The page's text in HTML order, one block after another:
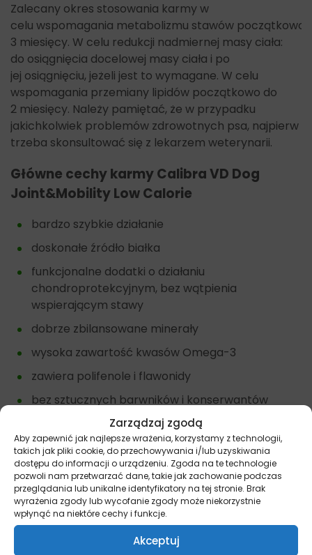
Zarządzaj zgodą
Aby zapewnić jak najlepsze wrażenia, korzystamy z technologii,
takich jak pliki cookie, do przechowywania i/lub uzyskiwania
dostępu do informacji o urządzeniu. Zgoda na te technologie
pozwoli nam przetwarzać dane, takie jak zachowanie podczas
przeglądania lub unikalne identyfikatory na tej stronie. Brak
wyrażenia zgody lub wycofanie zgody może niekorzystnie
wpłynąć na niektóre cechy i funkcje.
Akceptuj
Zalecany okres stosowania karmyw
celu wspomagania metabolizmu stawów początkowo
3 miesięcy. W celu redukcji nadmiernej masy ciała:
do osiągnięcia docelowej masy ciała i po
jej osiągnięciu, jeżeli jest to wymagane. W celu
wspomagania przemiany lipidów początkowo do
2 miesięcy. Należy pamiętać, że w przypadku
jakichkolwiek problemów zdrowotnych psa, najpierw
trzeba skonsultować się z lekarzem weterynarii.
Główne cechy karmy Calibra VD Dog
Joint&Mobility Low Calorie
bardzo szybkie działanie
doskonałe źródło białka
funkcjonalne dodatki o działaniu
chondroprotekcyjnym, bez wątpienia
wspierającym stawy
dobrze zbilansowane minerały
wysoka zawartość kwasów Omega-3
zawiera polifenole i flawonidy
bez sztucznych barwników i konserwantów
O Calibra
Marka Calibra od 2001 roku z pasją tworzy produkty
dla zwierząt. Jest efektem wspólnej pracy
entuzjastów, dietetyków i lekarzy weterynarii.
Założeniem producenta jest promowanie zdrowego i
długiego życia zwierząt towarzyszących człowiekowi.
W związku z tym skoordynowana współpraca między